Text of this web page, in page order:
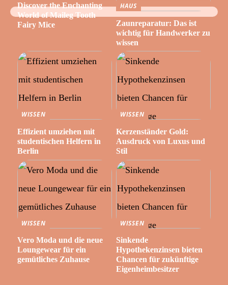
Discover the Enchanting
World of Maileg Tooth
Fairy Mice
HAUS
Zaunreparatur: Das ist
wichtig für Handwerker zu
wissen
WISSEN
Effizient umziehen mit
studentischen Helfern in
Berlin
WISSEN
Kerzenständer Gold:
Ausdruck von Luxus und
Stil
WISSEN
Vero Moda und die neue
Loungewear für ein
gemütliches Zuhause
WISSEN
Sinkende
Hypothekenzinsen bieten
Chancen für zukünftige
Eigenheimbesitzer